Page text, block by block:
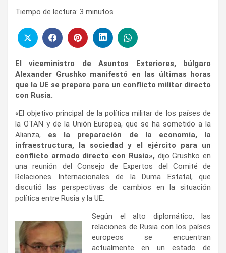
Tiempo de lectura: 3 minutos
El viceministro de Asuntos Exteriores, búlgaro
Alexander Grushko manifestó en las últimas horas
que la UE se prepara para un conflicto militar directo
con Rusia.
«El objetivo principal de la política militar de los países de
la OTAN y de la Unión Europea, que se ha sometido a la
Alianza, es la preparación de la economía, la
infraestructura, la sociedad y el ejército para un
conflicto armado directo con Rusia», dijo Grushko en
una reunión del Consejo de Expertos del Comité de
Relaciones Internacionales de la Duma Estatal, que
discutió las perspectivas de cambios en la situación
política entre Rusia y la UE.
Según el alto diplomático, las
relaciones de Rusia con los países
europeos se encuentran
actualmente en un estado de